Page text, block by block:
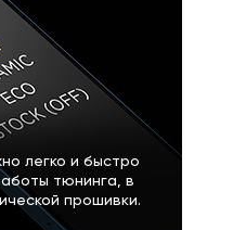
легко и быстро
тюнинга, в
прошивки.